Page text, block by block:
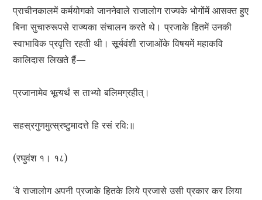
प्राचीनकालमें कर्मयोगको जाननेवाले राजालोग राज्यके भोगोंमें आसक्त हुए
बिना सुचारुरूपसे राज्यका संचालन करते थे। प्रजाके हितमें उनकी
स्वाभाविक प्रवृत्ति रहती थी। सूर्यवंशी राजाओंके विषयमें महाकवि
कालिदास लिखते हैं—
प्रजानामेव भूत्यर्थं स ताभ्यो बलिमग्रहीत्।
सहस्रगुणमुत्स्रष्टुमादत्ते हि रसं रवि:॥
(रघुवंश १। १८)
‘वे राजालोग अपनी प्रजाके हितके लिये प्रजासे उसी प्रकार कर लिया